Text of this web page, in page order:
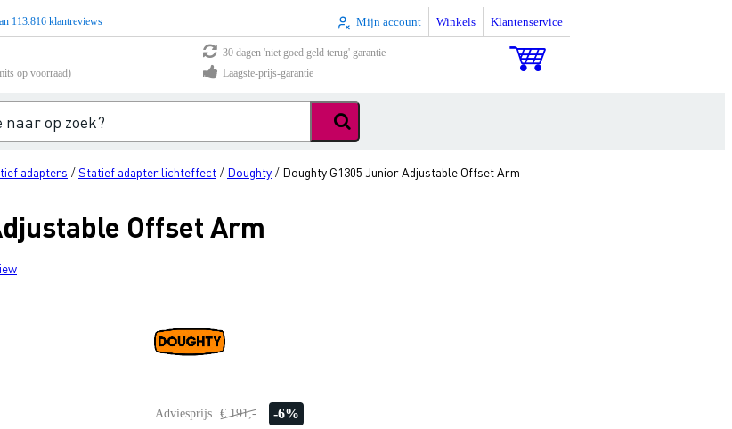
113.816 klantreviews Mijn account Winkels Klantenservice
30 dagen 'niet goed geld terug' garantie
op voorraad)
Laagste-prijs-garantie
adapters /Statief adapter lichteffect / Doughty / Doughty G1305 Junior Adjustable Offset Arm
Offset Arm
Adviesprijs € 191,- -6%